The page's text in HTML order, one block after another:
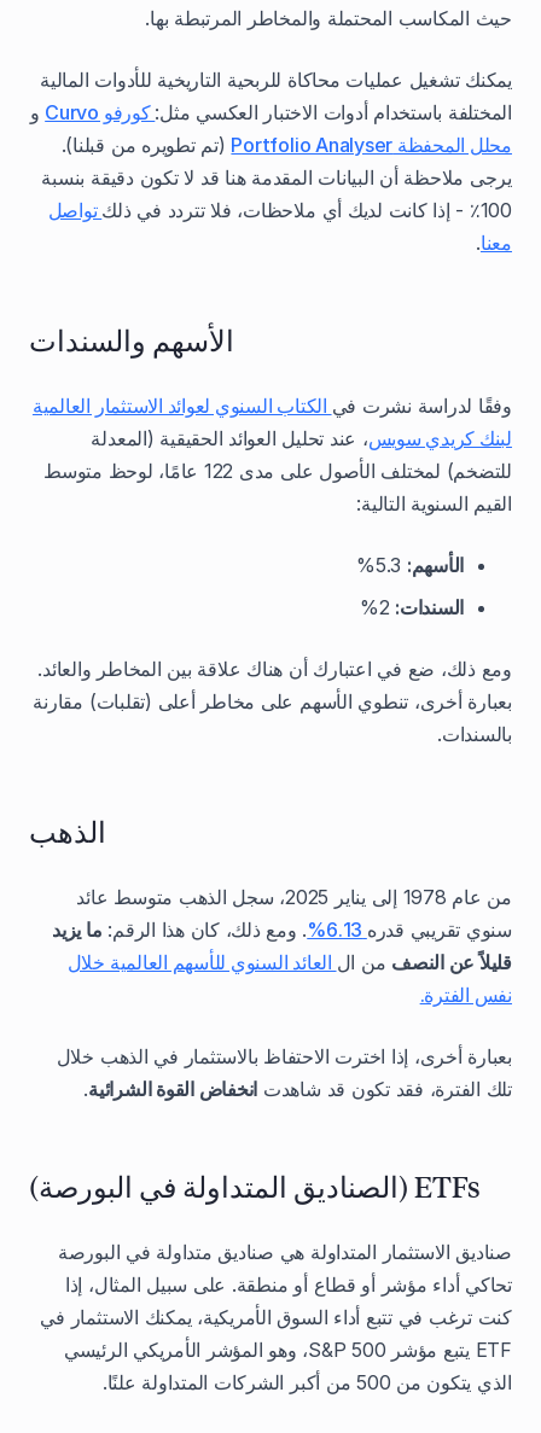
حيث المكاسب المحتملة والمخاطر المرتبطة بها.
يمكنك تشغيل عمليات محاكاة للربحية التاريخية للأدوات المالية
المختلفة باستخدام أدوات الاختبار العكسي مثل: كورفو Curvo
و
محلل المحفظة Portfolio Analyser
(تم تطويره من قبلنا).
يرجى ملاحظة أن البيانات المقدمة هنا قد لا تكون دقيقة بنسبة
100٪ - إذا كانت لديك أي ملاحظات، فلا تتردد في ذلك
تواصل
معنا.
الأسهم والسندات
وفقًا لدراسة نشرت في الكتاب السنوي لعوائد الاستثمار العالمية
لبنك كريدي سويس ، عند تحليل العوائد الحقيقية (المعدلة
للتضخم) لمختلف الأصول على مدى 122 عامًا، لوحظ متوسط
القيم السنوية التالية:
الأسهم:5.3%
السندات:2%
ومع ذلك، ضع في اعتبارك أن هناك علاقة بين المخاطر والعائد.
بعبارة أخرى، تنطوي الأسهم على مخاطر أعلى (تقلبات) مقارنة
بالسندات.
الذهب
من عام 1978 إلى يناير 2025، سجل الذهب متوسط عائد
سنوي تقريبي قدره6.13% . ومع ذلك، كان هذا الرقم:ما يزيد
قليلاً عن النصفمن ال العائد السنوي للأسهم العالمية خلال
نفس الفترة.
بعبارة أخرى، إذا اخترت الاحتفاظ بالاستثمار في الذهب خلال
تلك الفترة، فقد تكون قد شاهدتانخفاض القوة الشرائية.
ETFs (الصناديق المتداولة في البورصة)
صناديق الاستثمار المتداولة هي صناديق متداولة في البورصة
تحاكي أداء مؤشر أو قطاع أو منطقة. على سبيل المثال، إذا
كنت ترغب في تتبع أداء السوق الأمريكية، يمكنك الاستثمار في
ETF يتبع مؤشر S&P 500، وهو المؤشر الأمريكي الرئيسي
الذي يتكون من 500 من أكبر الشركات المتداولة علنًا.